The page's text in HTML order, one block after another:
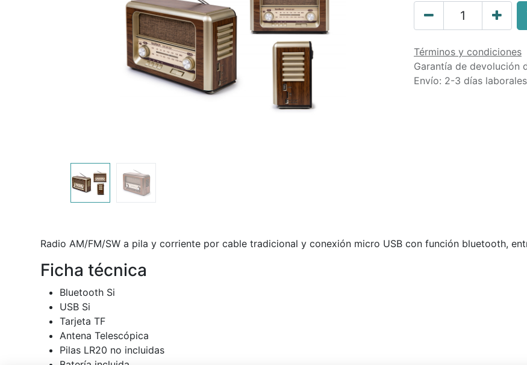
Términos y condiciones
Garantía de devolución
Envío: 2-3 días laborales
Radio AM/FM/SW a pila y corriente por cable tradicional y conexión micro USB con función bluetooth,
Ficha técnica
Bluetooth Si
USB Si
Tarjeta TF
Antena Telescópica
Pilas LR20 no incluidas